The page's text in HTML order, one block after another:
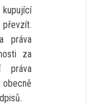
práva
za
práva